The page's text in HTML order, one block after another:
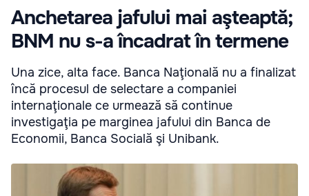
Anchetarea jafului mai aşteaptă;
BNM nu s-a încadrat în termene
Una zice, alta face. Banca Naţională nu a finalizat
încă procesul de selectare a companiei
internaţionale ce urmează să continue
investigaţia pe marginea jafului din Banca de
Economii, Banca Socială şi Unibank.